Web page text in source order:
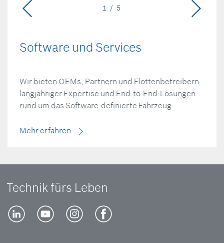
Software und Services
Wir bieten OEMs, Partnern und Flottenbetreibern
langjähriger Expertise und End-to-End-Lösungen
rund um das Software-definierte Fahrzeug.
Mehr erfahren
1 / 5
Technik fürs Leben